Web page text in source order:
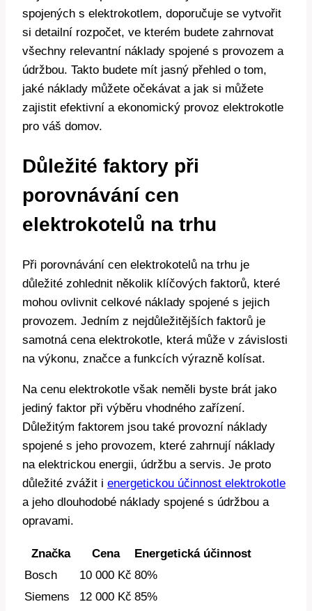
spojených s elektrokotlem, ‌doporučuje se vytvořit
⁤si detailní rozpočet, ve ⁢kterém budete zahrnovat
všechny relevantní⁤ náklady spojené ​s provozem a
‌údržbou. Takto ⁢budete mít jasný přehled o tom, ​
jaké‌ náklady‌ můžete ⁢očekávat a ⁤jak si můžete
⁤zajistit efektivní a‌ ekonomický provoz​ elektrokotle
pro ⁣váš domov.
Důležité‍ faktory při
porovnávání cen‍
elektrokotelů na trhu
Při porovnávání cen ‍elektrokotelů na ⁢trhu je⁣
důležité zohlednit několik ‌klíčových​ faktorů, které
‍mohou‍ ovlivnit celkové ⁢náklady spojené s jejich
provozem. Jedním⁣ z nejdůležitějších ⁢faktorů je
samotná cena elektrokotle, která může v závislosti
na⁤ výkonu, značce a funkcích ⁢výrazně​ kolísat.
Na ‌cenu elektrokotle však neměli byste brát jako
jediný faktor při výběru vhodného zařízení.‌
Důležitým faktorem jsou také provozní náklady
⁢spojené s jeho‌ provozem, které⁣ zahrnují⁤ náklady
⁢na elektrickou energii, údržbu a servis. Je ‌proto
důležité zvážit i energetickou účinnost elektrokotle
a jeho dlouhodobé ‍náklady ⁢spojené s​ údržbou​ a
opravami.
Značka Cena
Energetická účinnost
Bosch
10 000 Kč 80%
Siemens
12 000 Kč 85%